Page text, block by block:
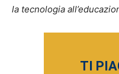
la tecnologia
TI